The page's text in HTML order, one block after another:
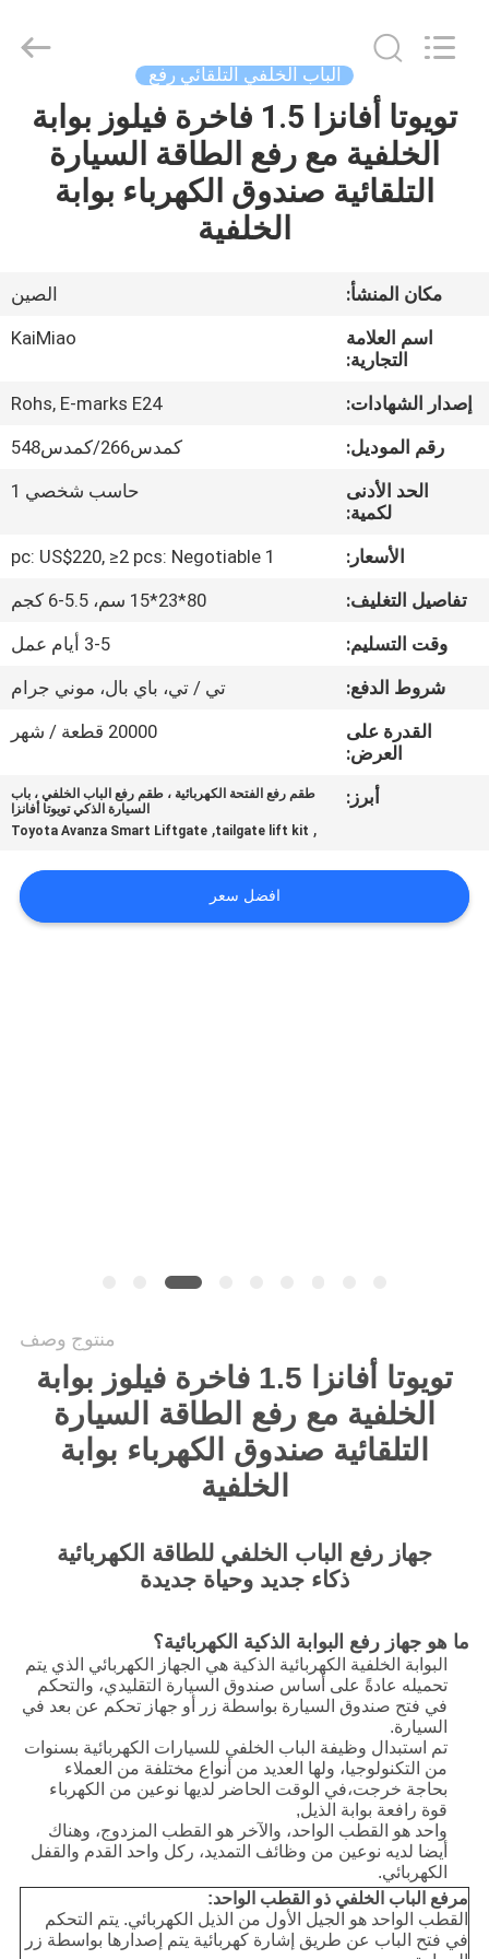
منزل،
معلومات
جولة
المعمل
مراقبة
الجودة
اتصل
اقتباس
خريطة
Technology
Reserved.
الباب الخلفي التلقائي رفع
تويوتا أفانزا 1.5 فاخرة فيلوز بوابة
الخلفية مع رفع الطاقة السيارة
التلقائية صندوق الكهرباء بوابة
الخلفية
مكان المنشأ:
الصين
اسم العلامة
التجارية:
KaiMiao
إصدار الشهادات:
Rohs, E-marks E24
رقم الموديل:
كمدس266/كمدس548
الحد الأدنى
لكمية:
حاسب شخصي 1
الأسعار:
1 pc: US$220, ≥2 pcs: Negotiable
تفاصيل التغليف:
80*23*15 سم، 5.5-6 كجم
وقت التسليم:
3-5 أيام عمل
شروط الدفع:
تي / تي، باي بال، موني جرام
القدرة على
العرض:
20000 قطعة / شهر
أبرز:
طقم رفع الفتحة الكهربائية ، طقم رفع الباب الخلفي ، باب
السيارة الذكي تويوتا أفانزا
,
tailgate lift kit
,
Toyota Avanza Smart Liftgate
افضل سعر
منتوج وصف
تويوتا أفانزا 1.5 فاخرة فيلوز بوابة
الخلفية مع رفع الطاقة السيارة
التلقائية صندوق الكهرباء بوابة
الخلفية
جهاز رفع الباب الخلفي للطاقة الكهربائية
ذكاء جديد وحياة جديدة
ما هو جهاز رفع البوابة الذكية الكهربائية؟
البوابة الخلفية الكهربائية الذكية هي الجهاز الكهربائي الذي يتم
تحميله عادةً على أساس صندوق السيارة التقليدي، والتحكم
في فتح صندوق السيارة بواسطة زر أو جهاز تحكم عن بعد في
السيارة.
تم استبدال وظيفة الباب الخلفي للسيارات الكهربائية بسنوات
من التكنولوجيا، ولها العديد من أنواع مختلفة من العملاء
بحاجة خرجت،في الوقت الحاضر لديها نوعين من الكهرباء
قوة رافعة بوابة الذيل,
واحد هو القطب الواحد، والآخر هو القطب المزدوج، وهناك
أيضا لديه نوعين من وظائف التمديد، ركل واحد القدم والقفل
الكهربائي.
مرفع الباب الخلفي ذو القطب الواحد:
القطب الواحد هو الجيل الأول من الذيل الكهربائي. يتم التحكم
في فتح الباب عن طريق إشارة كهربائية يتم إصدارها بواسطة زر